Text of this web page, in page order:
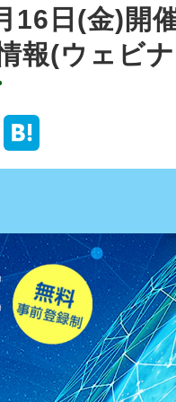
16日(金)開
報(ウェビ